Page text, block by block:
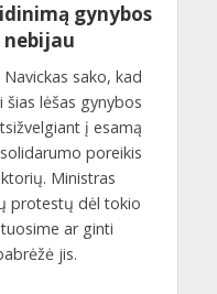
gynybos
sako, kad
šias lėšas gynybos
į esamą
poreikis
Ministras
protestų dėl tokio
ar ginti
jis.